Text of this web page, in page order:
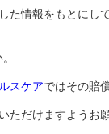
た情報をもとにし
スケアではその賠
ただけますようお